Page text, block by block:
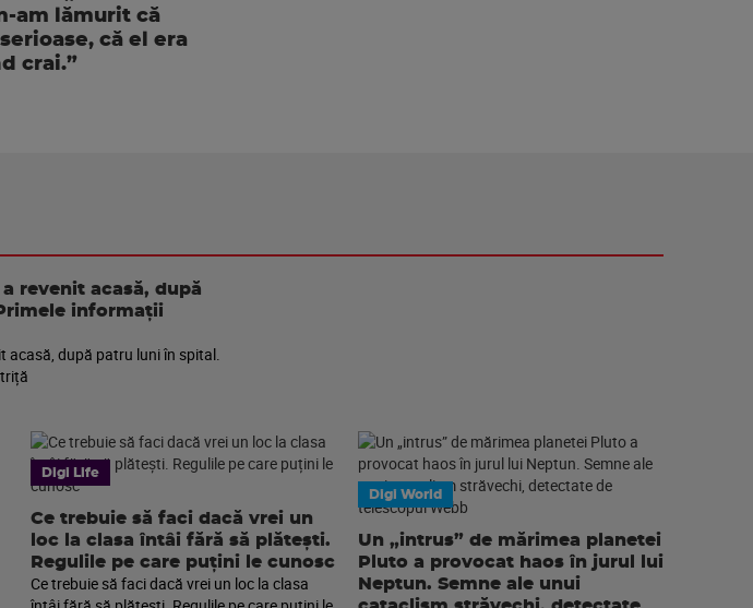
am lămurit că
că el era
crai.”
revenit acasă, după
informații
acasă, după patru luni în spital.
Digi Life
Ce trebuie să faci dacă vrei un
loc la clasa întâi fără să plătești.
Regulile pe care puțini le cunosc
Ce trebuie să faci dacă vrei un loc la clasa
Digi World
Un „intrus” de mărimea planetei
Pluto a provocat haos în jurul lui
Neptun. Semne ale unui